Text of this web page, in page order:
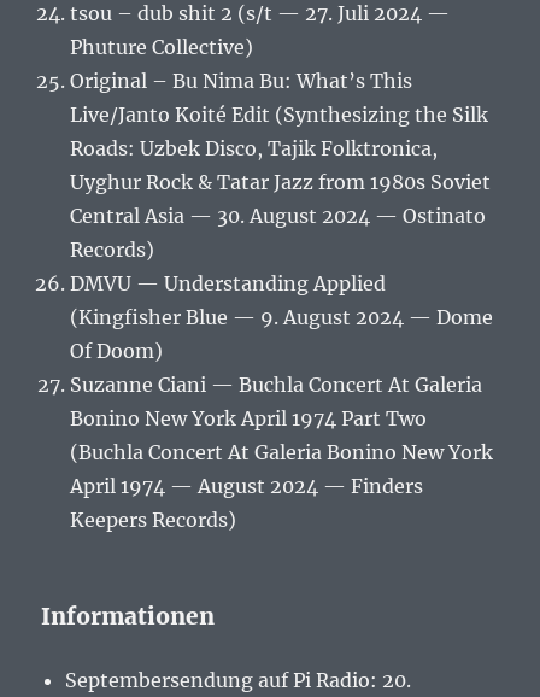
tsou – dub shit 2 (s/t — 27. Juli 2024 —
Phuture Collective)
Original – Bu Nima Bu: What’s This
Live/Janto Koité Edit (Synthesizing the Silk
Roads: Uzbek Disco, Tajik Folktronica,
Uyghur Rock & Tatar Jazz from 1980s Soviet
Central Asia — 30. August 2024 — Ostinato
Records)
DMVU — Understanding Applied
(Kingfisher Blue — 9. August 2024 — Dome
Of Doom)
Suzanne Ciani — Buchla Concert At Galeria
Bonino New York April 1974 Part Two
(Buchla Concert At Galeria Bonino New York
April 1974 — August 2024 — Finders
Keepers Records)
Informationen
Septembersendung auf Pi Radio: 20.